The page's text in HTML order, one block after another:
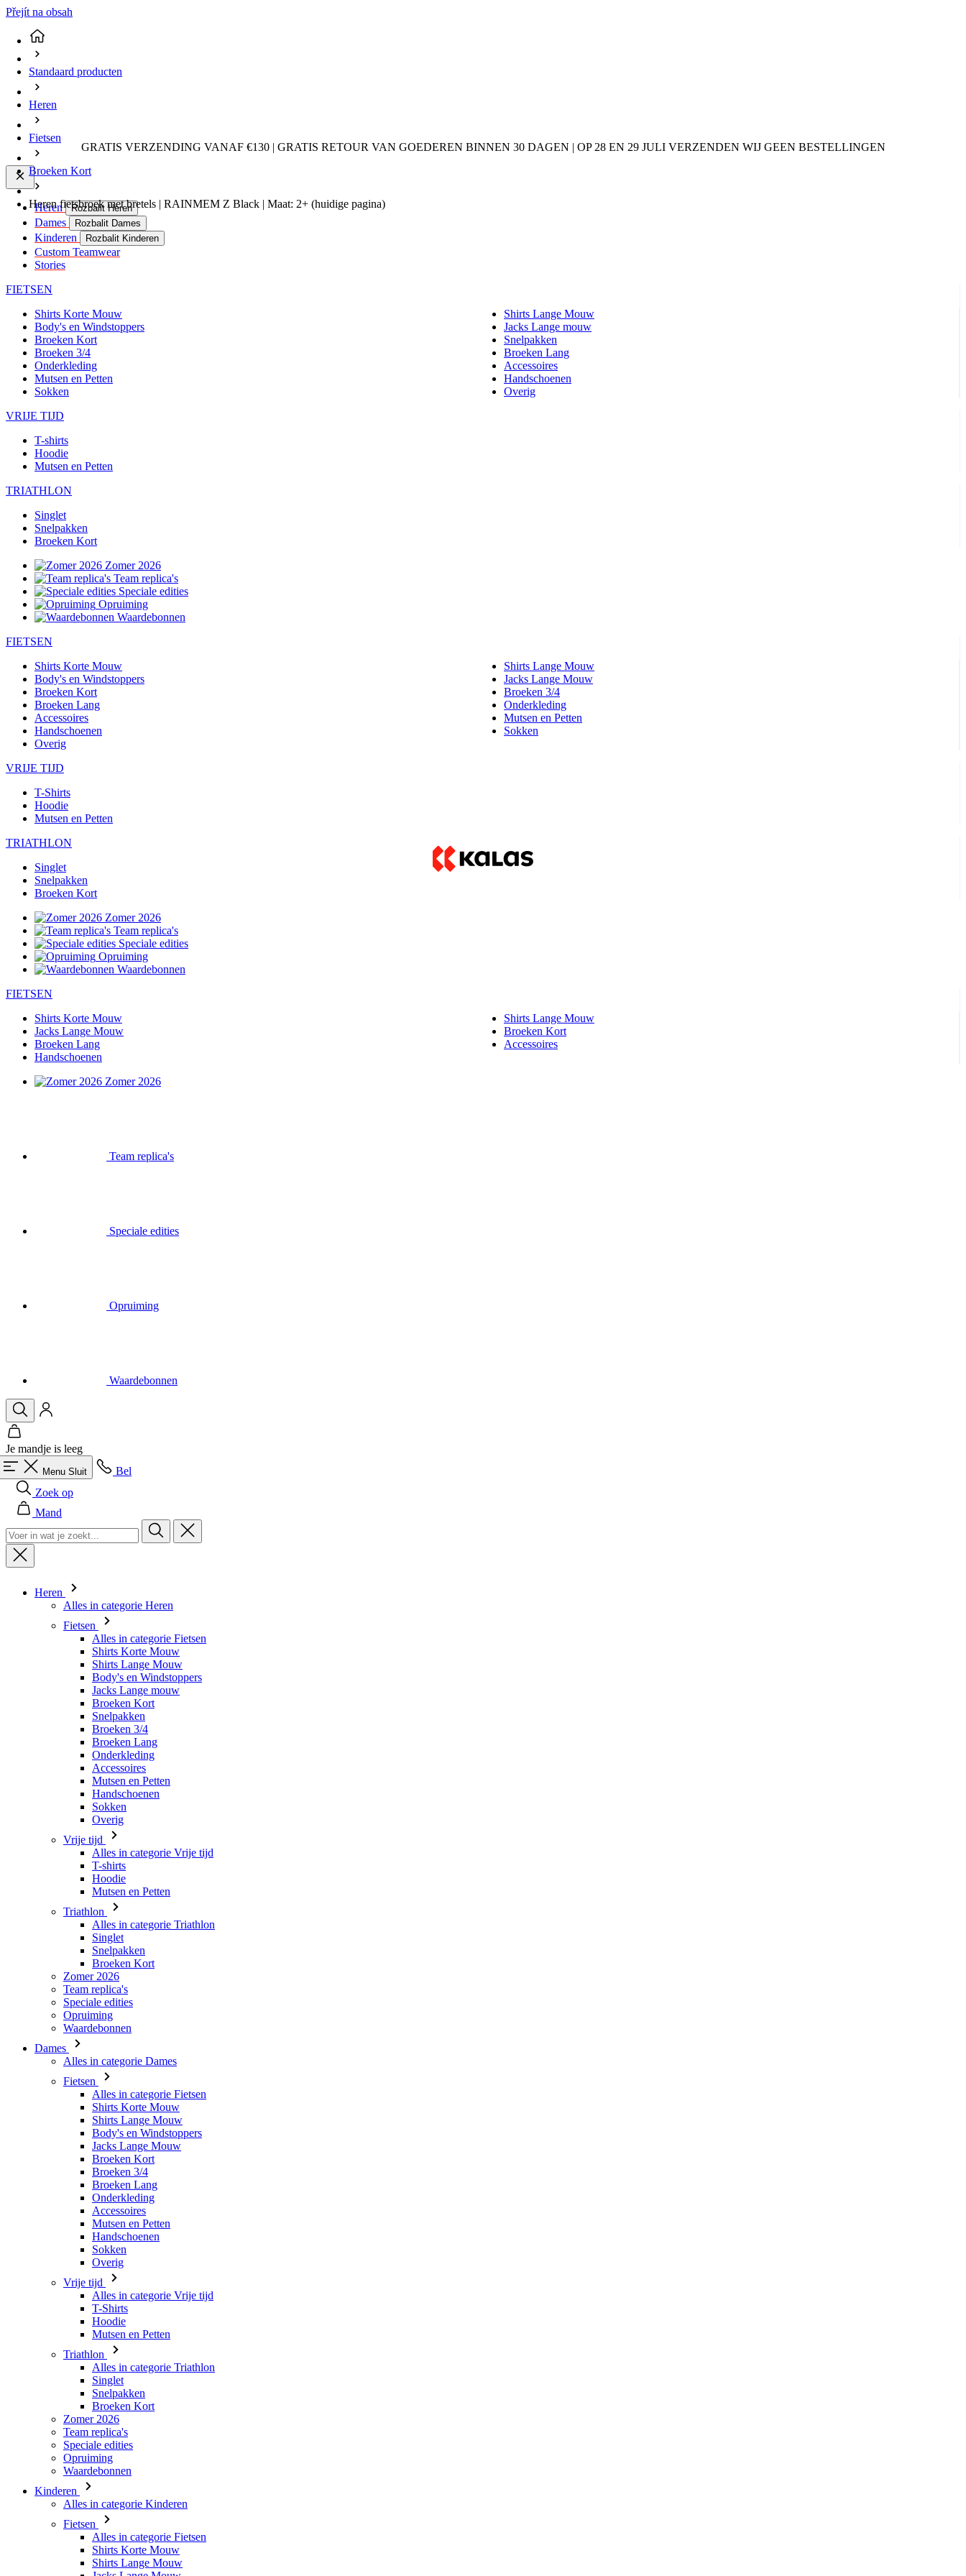
Přejít na obsah
GRATIS VERZENDING VANAF €130 | GRATIS RETOUR VAN GOEDEREN BINNEN 30 DAGEN | OP 28 EN 29 JULI VERZENDEN WIJ GEEN BESTELLINGEN
Heren Rozbalit Heren
Dames Rozbalit Dames
Kinderen Rozbalit Kinderen
Custom Teamwear
Stories
FIETSEN
Shirts Korte Mouw
Shirts Lange Mouw
Body's en Windstoppers
Jacks Lange mouw
Broeken Kort
Snelpakken
Broeken 3/4
Broeken Lang
Onderkleding
Accessoires
Mutsen en Petten
Handschoenen
Sokken
Overig
VRIJE TIJD
T-shirts
Hoodie
Mutsen en Petten
TRIATHLON
Singlet
Snelpakken
Broeken Kort
Zomer 2026
Team replica's
Speciale edities
Opruiming
Waardebonnen
FIETSEN
Shirts Korte Mouw
Shirts Lange Mouw
Body's en Windstoppers
Jacks Lange Mouw
Broeken Kort
Broeken 3/4
Broeken Lang
Onderkleding
Accessoires
Mutsen en Petten
Handschoenen
Sokken
Overig
VRIJE TIJD
T-Shirts
Hoodie
Mutsen en Petten
TRIATHLON
Singlet
Snelpakken
Broeken Kort
Zomer 2026
Team replica's
Speciale edities
Opruiming
Waardebonnen
FIETSEN
Shirts Korte Mouw
Shirts Lange Mouw
Jacks Lange Mouw
Broeken Kort
Broeken Lang
Accessoires
Handschoenen
Zomer 2026
Team replica's
Speciale edities
Opruiming
Waardebonnen
Je mandje is leeg
Menu Sluit
Bel
Zoek op
Mand
Heren
Alles in categorie Heren
Fietsen
Alles in categorie Fietsen
Shirts Korte Mouw
Shirts Lange Mouw
Body's en Windstoppers
Jacks Lange mouw
Broeken Kort
Snelpakken
Broeken 3/4
Broeken Lang
Onderkleding
Accessoires
Mutsen en Petten
Handschoenen
Sokken
Overig
Vrije tijd
Alles in categorie Vrije tijd
T-shirts
Hoodie
Mutsen en Petten
Triathlon
Alles in categorie Triathlon
Singlet
Snelpakken
Broeken Kort
Zomer 2026
Team replica's
Speciale edities
Opruiming
Waardebonnen
Dames
Alles in categorie Dames
Fietsen
Alles in categorie Fietsen
Shirts Korte Mouw
Shirts Lange Mouw
Body's en Windstoppers
Jacks Lange Mouw
Broeken Kort
Broeken 3/4
Broeken Lang
Onderkleding
Accessoires
Mutsen en Petten
Handschoenen
Sokken
Overig
Vrije tijd
Alles in categorie Vrije tijd
T-Shirts
Hoodie
Mutsen en Petten
Triathlon
Alles in categorie Triathlon
Singlet
Snelpakken
Broeken Kort
Zomer 2026
Team replica's
Speciale edities
Opruiming
Waardebonnen
Kinderen
Alles in categorie Kinderen
Fietsen
Alles in categorie Fietsen
Shirts Korte Mouw
Shirts Lange Mouw
Standaard producten
Heren
Fietsen
Broeken Kort
Heren fietsbroek met bretels | RAINMEM Z Black | Maat: 2+ (huidige pagina)